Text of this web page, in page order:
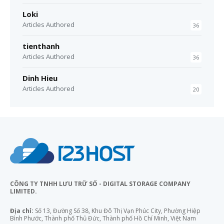
Loki
Articles Authored 36
tienthanh
Articles Authored 36
Dinh Hieu
Articles Authored 20
CÔNG TY TNHH LƯU TRỮ SỐ - DIGITAL STORAGE COMPANY
LIMITED.
Địa chỉ: Số 13, Đường Số 38, Khu Đô Thị Vạn Phúc City, Phường Hiệp
Bình Phước, Thành phố Thủ Đức, Thành phố Hồ Chí Minh, Việt Nam